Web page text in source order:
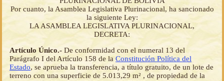
Por cuanto, la Asamblea Legislativa Plurinacional, ha sancionado
la siguiente Ley:
LA ASAMBLEA LEGISLATIVA PLURINACIONAL,
DECRETA:
Artículo Único.- De conformidad con el numeral 13 del
Parágrafo I del Artículo 158 de laConstitución Política del
Estado, se aprueba la transferencia, a título gratuito, de un lote de
terreno con una superficie de 5.013,29 m² , de propiedad de la